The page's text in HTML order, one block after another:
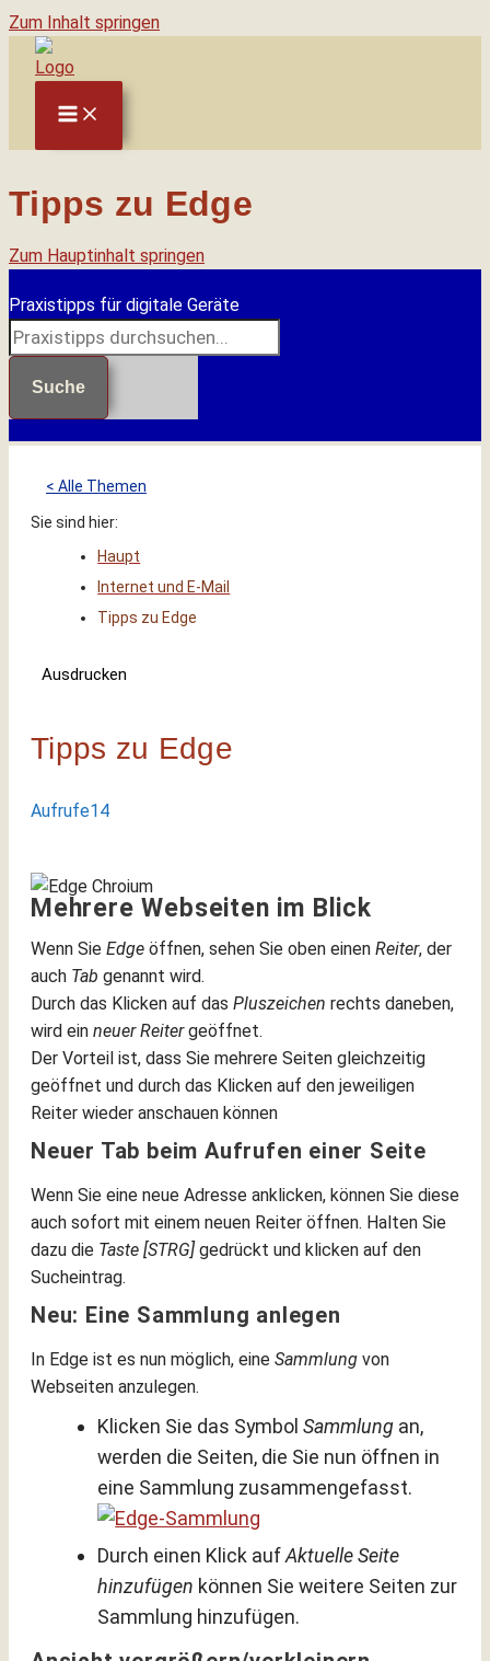
Zum Inhalt springen
Tipps zu Edge
Zum Hauptinhalt springen
Praxistipps für digitale Geräte
Suche
< Alle Themen
Sie sind hier:
Haupt
Internet und E-Mail
Tipps zu Edge
Ausdrucken
Tipps zu Edge
Aufrufe14
Mehrere Webseiten im Blick
Wenn Sie Edge öffnen, sehen Sie oben einen Reiter, der
auch Tab genannt wird.
Durch das Klicken auf das Pluszeichen rechts daneben,
wird ein neuer Reitergeöffnet.
Der Vorteil ist, dass Sie mehrere Seiten gleichzeitig
geöffnet und durch das Klicken auf den jeweiligen
Reiter wieder anschauen können
Neuer Tab beim Aufrufen einer Seite
Wenn Sie eine neue Adresse anklicken, können Sie diese
auch sofort mit einem neuen Reiter öffnen. Halten Sie
dazu die Taste [STRG] gedrückt und klicken auf den
Sucheintrag.
Neu: Eine Sammlung anlegen
In Edge ist es nun möglich, eine Sammlung von
Webseiten anzulegen.
Klicken Sie das SymbolSammlung an,
werden die Seiten, die Sie nun öffnen in
eine Sammlung zusammengefasst.
Durch einen Klick aufAktuelle Seite
hinzufügen können Sie weitere Seiten zur
Sammlung hinzufügen.